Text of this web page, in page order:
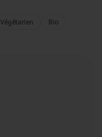
Végétarien
Bio